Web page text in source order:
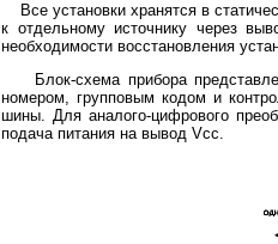
Все установки хранятся в
к отдельному источнику через
необходимости восстановления
Блок-схема прибора
номером, групповым кодом и
шины. Для аналого-цифрового
подача питания на вывод Vcc.